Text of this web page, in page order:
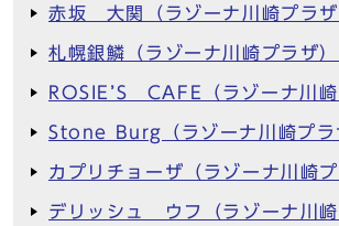
赤坂 大関（ラゾーナ川崎プラザ
札幌銀鱗（ラゾーナ川崎プラザ）
ROSIE’S CAFE（ラゾーナ川崎
Stone Burg（ラゾーナ川崎プラ
カプリチョーザ（ラゾーナ川崎プ
デリッシュ ウフ（ラゾーナ川崎